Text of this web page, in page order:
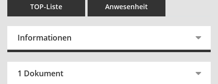
TOP-Liste Anwesenheit
Informationen
1 Dokument